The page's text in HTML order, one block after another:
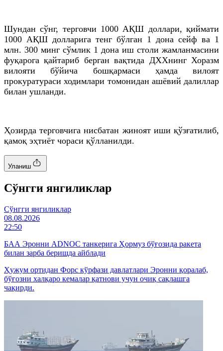
Шундан сўнг, терговчи 1000 АҚШ доллари, қиймати
1000 АҚШ долларига тенг бўлган 1 дона сейф ва 1
млн. 300 минг сўмлик 1 дона иш столи жамланмасини
фуқарога қайтариб берган вақтида ДХХнинг Хоразм
вилояти бўйича бошқармаси ҳамда вилоят
прокуратураси ходимлари томонидан ашёвий далиллар
билан ушланди.
Ҳозирда терговчига нисбатан жиноят иши қўзғатилиб,
қамоқ эҳтиёт чораси қўлланилди.
Уланиш
Cўнгги янгиликлар
Cўнгги янгиликлар
08.08.2026
22:50
БАА Эронни ADNOC танкерига Ҳормуз бўғозида ракета
билан зарба беришда айблади
Ҳужум ортидан Форс кўрфази давлатлари Эронни қоралаб,
бўғозни халқаро кемалар қатнови учун очиқ сақлашга
чақирди.